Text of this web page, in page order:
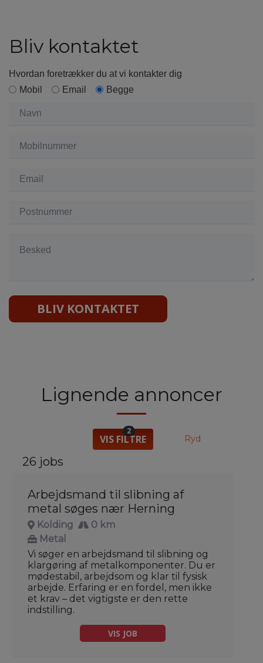
Bliv kontaktet
Hvordan foretrækker du at vi kontakter dig
Mobil
Email Begge
BLIV KONTAKTET
Lignende annoncer
VIS FILTRE
2
Ryd
26 jobs
Arbejdsmand til slibning af
metal søges nær Herning
Kolding
0 km
Metal
Vi søger en arbejdsmand til slibning og
klargøring af metalkomponenter. Du er
mødestabil, arbejdsom og klar til fysisk
arbejde. Erfaring er en fordel, men ikke
et krav – det vigtigste er den rette
indstilling.
VIS JOB